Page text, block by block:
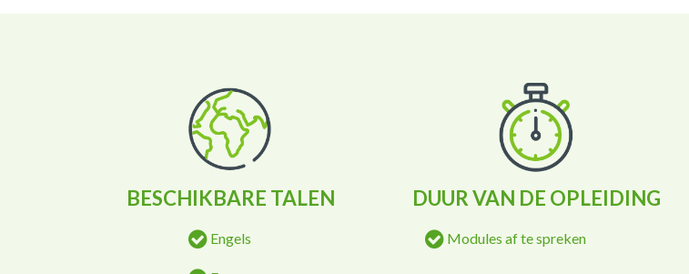
BESCHIKBARE TALEN
Engels
DUUR VAN DE OPLEIDING
Modules af te spreken